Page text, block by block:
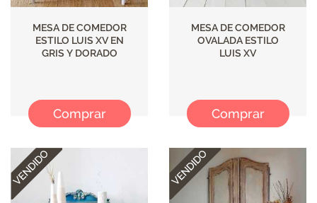
MESA DE COMEDOR
ESTILO LUIS XV EN
GRIS Y DORADO
Comprar
MESA DE COMEDOR
OVALADA ESTILO
LUIS XV
Comprar